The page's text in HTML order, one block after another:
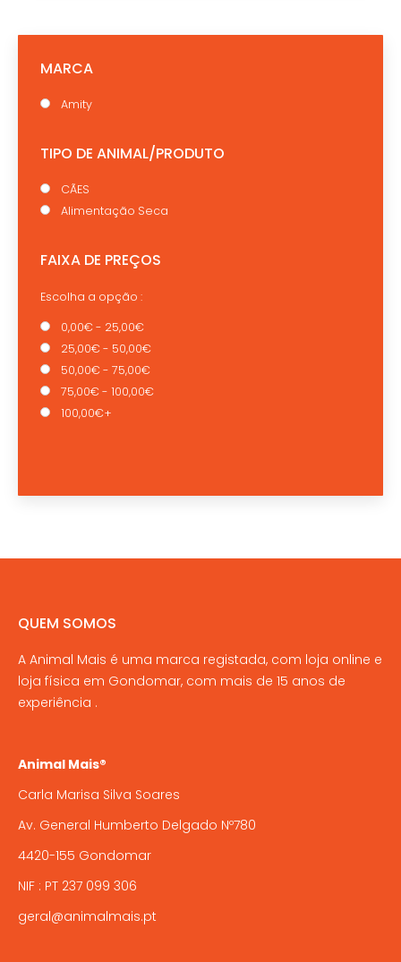
MARCA
Amity
TIPO DE ANIMAL/PRODUTO
CÃES
Alimentação Seca
FAIXA DE PREÇOS
Escolha a opção :
0,00€ - 25,00€
25,00€ - 50,00€
50,00€ - 75,00€
75,00€ - 100,00€
100,00€+
QUEM SOMOS
A Animal Mais é uma marca registada, com loja online e
loja física em Gondomar, com mais de 15 anos de
experiência .
Animal Mais®
Carla Marisa Silva Soares
Av. General Humberto Delgado Nº780
4420-155 Gondomar
NIF : PT 237 099 306
geral@animalmais.pt